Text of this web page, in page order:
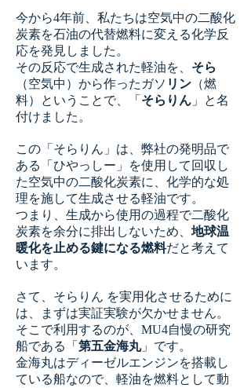
今から4年前、私たちは空気中の二酸化
炭素を石油の代替燃料に変える化学反
応を発見しました。
その反応で生成された軽油を、 そら
（空気中）から作ったガソ リン （燃
料）ということで、「 そらりん 」と名
付けました。
この「そらりん」は、弊社の発明品で
ある「ひやっしー」を使用して回収し
た空気中の二酸化炭素に、化学的な処
理を施して生成させる軽油です。
つまり、生成から使用の過程で二酸化
炭素を余分に排出しないため、 地球温
暖化を止める鍵になる燃料だと考えて
います。
さて、そらりん を実用化させるために
は、まずは実証実験が欠かせません。
そこで利用するのが、MU4自慢の研究
船である「 第五金海丸」です。
金海丸はディーゼルエンジンを搭載し
ている船なので、軽油を燃料として動